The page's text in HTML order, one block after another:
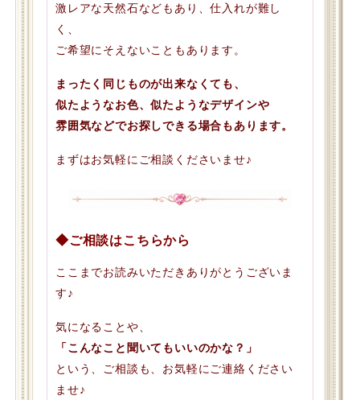
激レアな天然石などもあり、仕入れが難し
く、
ご希望にそえないこともあります。
まったく同じものが出来なくても、
似たようなお色、似たようなデザインや
雰囲気などでお探しできる場合もあります。
まずはお気軽にご相談くださいませ♪
◆ご相談はこちらから
ここまでお読みいただきありがとうございま
す♪
気になることや、
「こんなこと聞いてもいいのかな？」
という、ご相談も、お気軽にご連絡ください
ませ♪